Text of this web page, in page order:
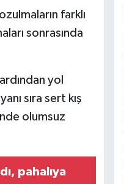
farklı
sonrasında
yol
sıra sert kış
olumsuz
pahalıya